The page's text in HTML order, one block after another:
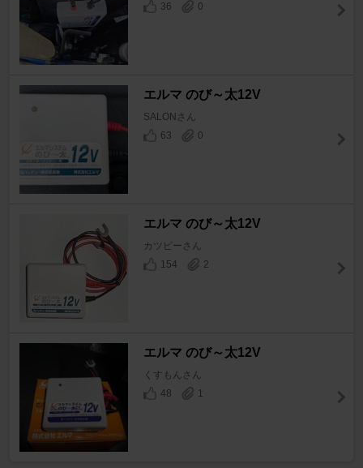
36
0
エルマ のび～太12V
SALONさん
63
0
エルマ のび～太12V
カツピーさん
154
2
エルマ のび～太12V
くすもんさん
48
1